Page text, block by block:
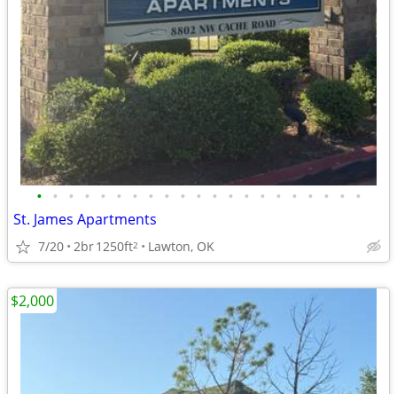
• • • • • • • • • • • • • • • • • • • • •
St. James Apartments
7/20 2br1250ft2 Lawton, OK
$2,000